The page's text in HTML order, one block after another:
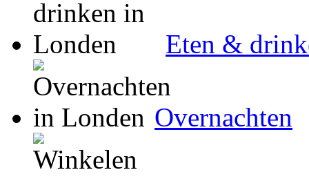
Eten &
Overnachten